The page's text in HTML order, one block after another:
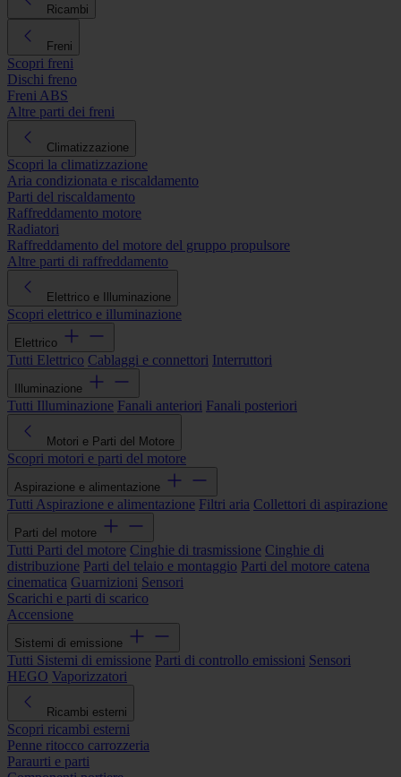
Ricambi
Freni
Scopri freni
Dischi freno
Freni ABS
Altre parti dei freni
Climatizzazione
Scopri la climatizzazione
Aria condizionata e riscaldamento
Parti del riscaldamento
Raffreddamento motore
Radiatori
Raffreddamento del motore del gruppo propulsore
Altre parti di raffreddamento
Elettrico e Illuminazione
Scopri elettrico e illuminazione
Elettrico
Tutti Elettrico Cablaggi e connettori Interruttori
Illuminazione
Tutti Illuminazione Fanali anteriori Fanali posteriori
Motori e Parti del Motore
Scopri motori e parti del motore
Aspirazione e alimentazione
Tutti Aspirazione e alimentazione Filtri aria Collettori di aspirazione
Parti del motore
Tutti Parti del motore Cinghie di trasmissione Cinghie di
distribuzione Parti del telaio e montaggio Parti del motore catena
cinematica Guarnizioni Sensori
Scarichi e parti di scarico
Accensione
Sistemi di emissione
Tutti Sistemi di emissione Parti di controllo emissioni Sensori
HEGO Vaporizzatori
Ricambi esterni
Scopri ricambi esterni
Penne ritocco carrozzeria
Paraurti e parti